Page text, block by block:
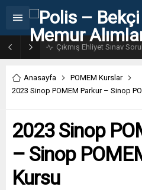
Anasayfa
POMEM Kurslar
2023 Sinop POMEM Parkur – Sinop
2023 Sinop
– Sinop
Kursu